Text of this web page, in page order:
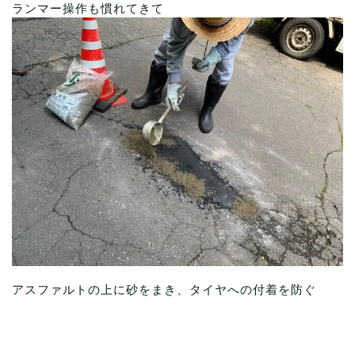
ランマー操作も慣れてきて
アスファルトの上に砂をまき、タイヤへの付着を防ぐ